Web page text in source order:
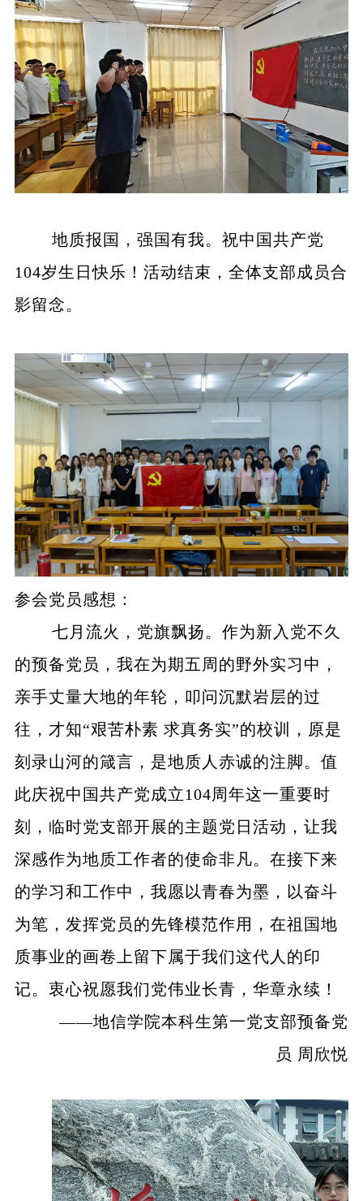
地质报国，强国有我。祝中国共产党
104岁生日快乐！活动结束，全体支部成员合
影留念。
参会党员感想：
七月流火，党旗飘扬。作为新入党不久
的预备党员，我在为期五周的野外实习中，
亲手丈量大地的年轮，叩问沉默岩层的过
往，才知“艰苦朴素 求真务实”的校训，原是
刻录山河的箴言，是地质人赤诚的注脚。值
此庆祝中国共产党成立104周年这一重要时
刻，临时党支部开展的主题党日活动，让我
深感作为地质工作者的使命非凡。在接下来
的学习和工作中，我愿以青春为墨，以奋斗
为笔，发挥党员的先锋模范作用，在祖国地
质事业的画卷上留下属于我们这代人的印
记。衷心祝愿我们党伟业长青，华章永续！
——地信学院本科生第一党支部预备党
员 周欣悦